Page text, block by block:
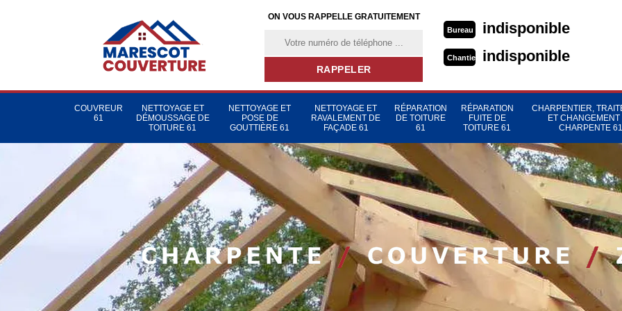
ON VOUS RAPPELLE GRATUITEMENT
Bureau indisponible
Chantier indisponible
COUVREUR
61
NETTOYAGE ET
DÉMOUSSAGE DE
TOITURE 61
NETTOYAGE ET
POSE DE
GOUTTIÈRE 61
NETTOYAGE ET
RAVALEMENT DE
FAÇADE 61
RÉPARATION
DE TOITURE
61
RÉPARATION
FUITE DE
TOITURE 61
CHARPENTIER,
ET CHANGEMENT
CHARPENTE 61